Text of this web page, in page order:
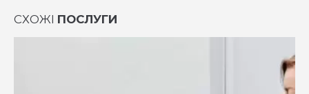
СХОЖІ ПОСЛУГИ